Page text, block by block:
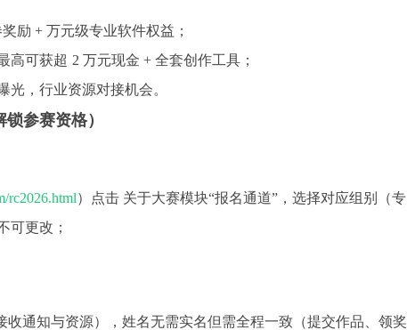
励 + 万元级专业软件权益；​
高可获超 2 万元现金 + 全套创作工具；​
光，行业资源对接机会。
参赛资格）
rc2026.html）点击 关于大赛模块“报名通道”，选择对应组别（专
可更改；​
收通知与资源），姓名无需实名但需全程一致（提交作品、领奖